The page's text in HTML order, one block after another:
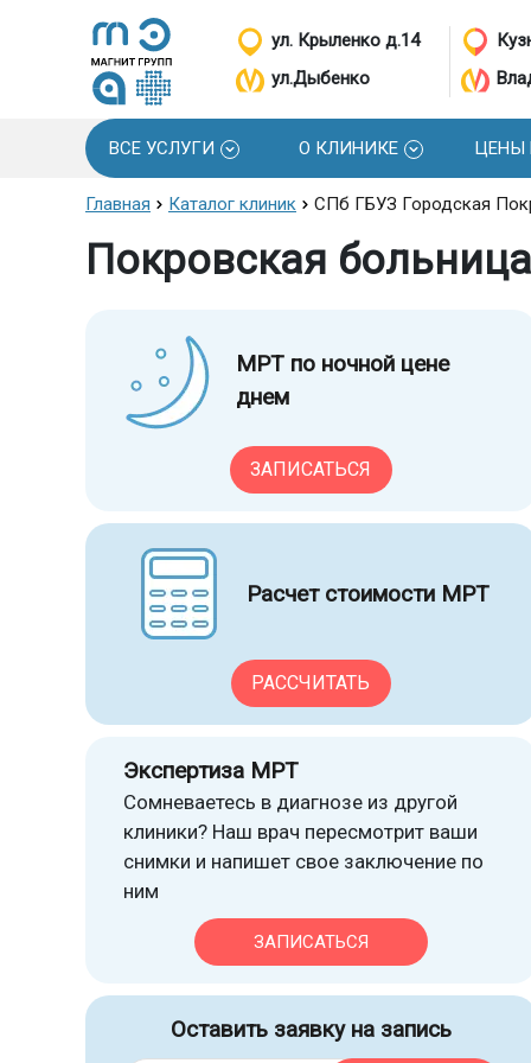
ул. Крыленко д.14
ул.Дыбенко
ВСЕ УСЛУГИ О КЛИНИКЕ ЦЕНЫ
Главная Каталог клиник СПб ГБУЗ Городская
Покровская больница
МРТ по ночной цене
днем
ЗАПИСАТЬСЯ
Расчет стоимости МРТ
РАССЧИТАТЬ
Экспертиза МРТ
Сомневаетесь в диагнозе из другой
клиники? Наш врач пересмотрит ваши
снимки и напишет свое заключение по
ним
ЗАПИСАТЬСЯ
Оставить заявку на запись